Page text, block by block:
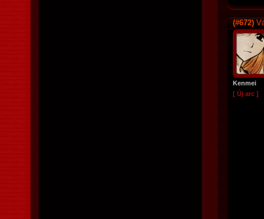
(#672)
Kenmei
[ Új arc ]